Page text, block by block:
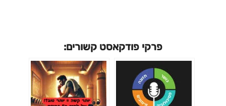
פרקי פודקאסט קשורים: